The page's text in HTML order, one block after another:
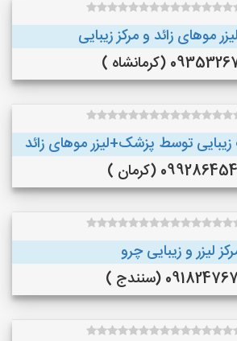
موهای زائد و مرکز زیبایی
(کرمانشاه )
زیبایی توسط پزشک+لیزر موهای زائد
(کرمان )
لیزر و زیبایی چرو
(سنندج )